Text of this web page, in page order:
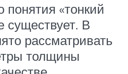
«тонкий
существует. В
рассматривать
толщины